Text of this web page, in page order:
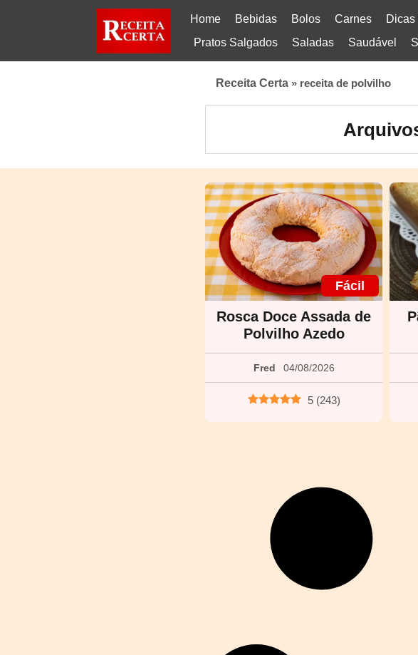
Home Bebidas Bolos Carnes
Pratos Salgados
Saladas Saudável
Receita Certa » receita de polvilho
Fácil
Rosca Doce Assada de
Polvilho Azedo
Fred 04/08/2026
5 (243)